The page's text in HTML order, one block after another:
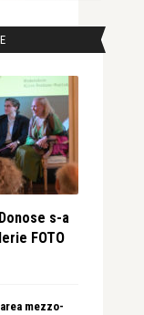
s-a
FOTO
mezzo-